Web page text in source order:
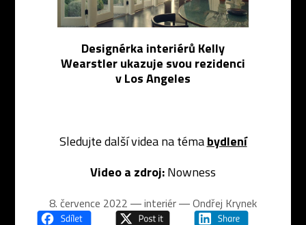
Designérka interiérů Kelly
Wearstler ukazuje svou rezidenci
v Los Angeles
Sledujte další videa na témabydlení
Video a zdroj:Nowness
8. července 2022 ― interiér ―Ondřej Krynek